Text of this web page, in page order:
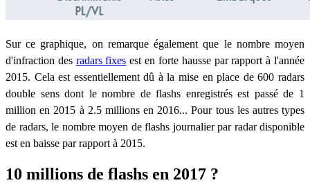
Sur ce graphique, on remarque également que le nombre moyen
d'infraction des radars fixes est en forte hausse par rapport à l'année
2015. Cela est essentiellement dû à la mise en place de 600 radars
double sens dont le nombre de flashs enregistrés est passé de 1
million en 2015 à 2.5 millions en 2016... Pour tous les autres types
de radars, le nombre moyen de flashs journalier par radar disponible
est en baisse par rapport à 2015.
10 millions de flashs en 2017 ?